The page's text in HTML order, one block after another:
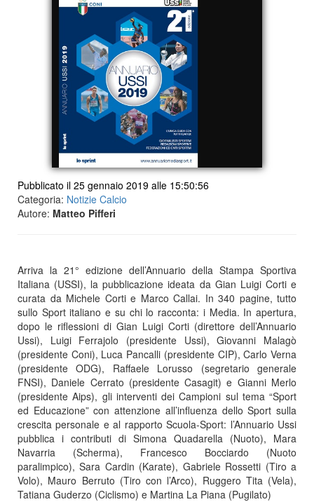
Pubblicato il 25 gennaio 2019 alle 15:50:56
Categoria: Notizie Calcio
Autore: Matteo Pifferi
Arriva la 21° edizione dell’Annuario della Stampa Sportiva
Italiana (USSI), la pubblicazione ideata da Gian Luigi Corti e
curata da Michele Corti e Marco Callai. In 340 pagine, tutto
sullo Sport italiano e su chi lo racconta: i Media. In apertura,
dopo le riflessioni di Gian Luigi Corti (direttore dell’Annuario
Ussi), Luigi Ferrajolo (presidente Ussi), Giovanni Malagò
(presidente Coni), Luca Pancalli (presidente CIP), Carlo Verna
(presidente ODG), Raffaele Lorusso (segretario generale
FNSI), Daniele Cerrato (presidente Casagit) e Gianni Merlo
(presidente Aips), gli interventi dei Campioni sul tema “Sport
ed Educazione” con attenzione all’influenza dello Sport sulla
crescita personale e al rapporto Scuola-Sport: l’Annuario Ussi
pubblica i contributi di Simona Quadarella (Nuoto), Mara
Navarria (Scherma), Francesco Bocciardo (Nuoto
paralimpico), Sara Cardin (Karate), Gabriele Rossetti (Tiro a
Volo), Mauro Berruto (Tiro con l’Arco), Ruggero Tita (Vela),
Tatiana Guderzo (Ciclismo) e Martina La Piana (Pugilato)